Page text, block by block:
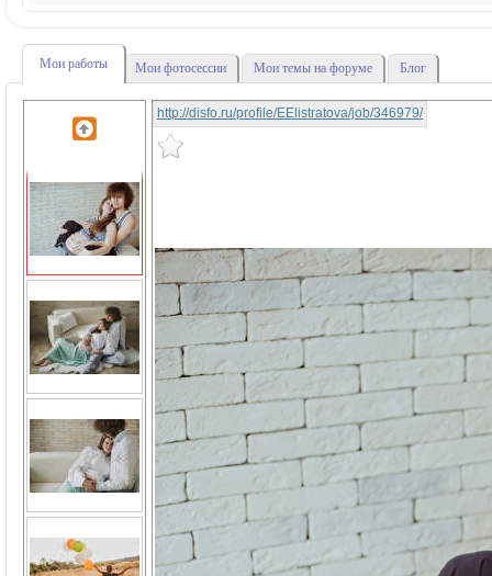
Мои работы Мои фотосессии Мои темы на форуме Блог
http://disfo.ru/profile/EElistratova/job/346979/